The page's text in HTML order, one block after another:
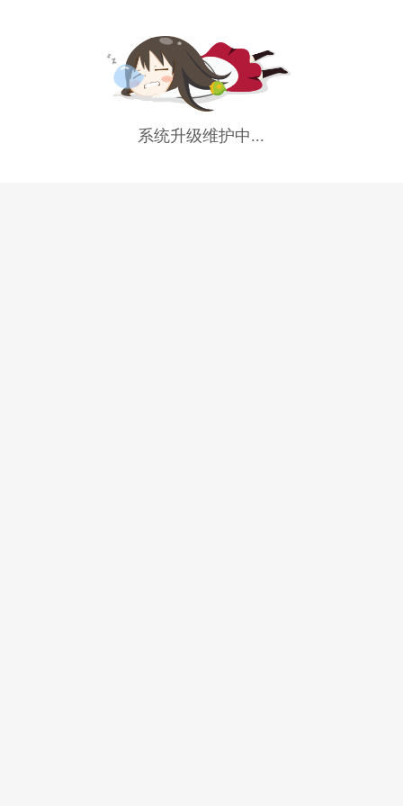
系统升级维护中...